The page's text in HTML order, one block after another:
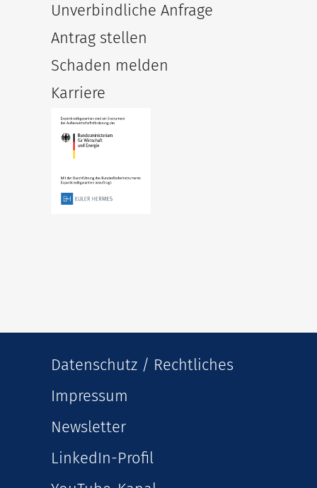
Unverbindliche Anfrage
Antrag stellen
Schaden melden
Karriere
Datenschutz / Rechtliches
Impressum
Newsletter
LinkedIn-Profil